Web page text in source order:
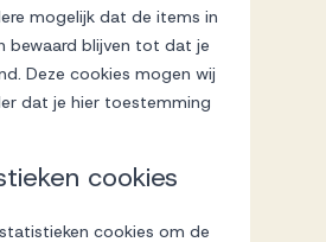
mogelijk dat de items in
bewaard blijven tot dat je
Deze cookies mogen wij
dat je hier toestemming
cookies
cookies om de